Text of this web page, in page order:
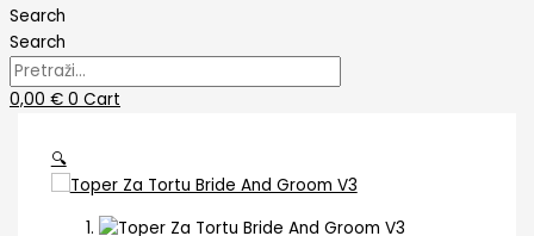
Search
Search
0,00 € 0 Cart
🔍